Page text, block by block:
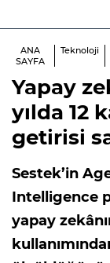
ANA
SAYFA
Teknoloji
Yapay
yılda 12
getirisi
Sestek’in
Intelligence
yapay